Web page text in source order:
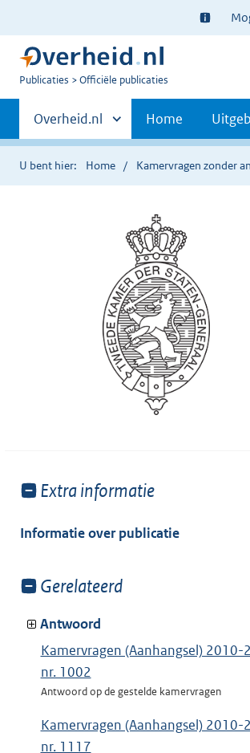
Ter
U
Publicaties Officiële publicaties
Primaire
navigatie
Andere
sites
binnen
Overheid.nl Home
U bent hier: Home Kamervragen zonder
Toon
van:
Extra informatie
Informatie over publicatie
Toon
van:
Gerelateerd
Antwoord
Kamervragen (Aanhangsel) 2010-
nr. 1002
Antwoord op de gestelde kamervragen
Kamervragen (Aanhangsel) 2010-
nr. 1117